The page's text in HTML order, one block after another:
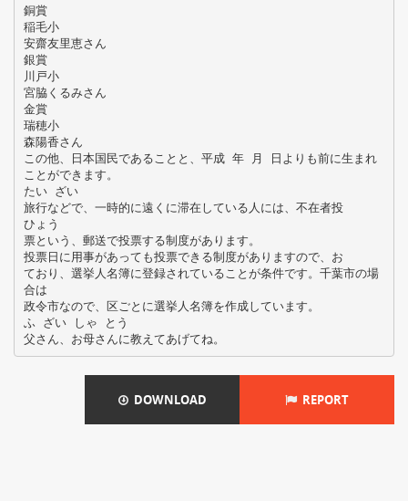
銅賞
稲毛小
安齋友里恵さん
銀賞
川戸小
宮脇くるみさん
金賞
瑞穂小
森陽香さん
この他、日本国民であることと、平成 年 月 日よりも前に生まれ
ことができます。
たい ざい
旅行などで、一時的に遠くに滞在している人には、不在者投
ひょう
票という、郵送で投票する制度があります。
投票日に用事があっても投票できる制度がありますので、お
ており、選挙人名簿に登録されていることが条件です。千葉市の場
合は
政令市なので、区ごとに選挙人名簿を作成しています。
ふ ざい しゃ とう
DOWNLOAD REPORT